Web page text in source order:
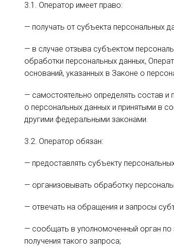
3.1. Оператор имеет право:
— получать от субъекта персональных
— в случае отзыва субъектом
обработки персональных данных,
оснований, указанных в Законе о
— самостоятельно определять состав
о персональных данных и принятыми в
другими федеральными законами.
3.2. Оператор обязан:
— предоставлять субъекту
— организовывать обработку
— отвечать на обращения и запросы
— сообщать в уполномоченный орган
получения такого запроса;